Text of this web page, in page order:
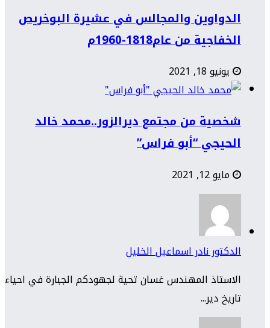
الدواوين والمجالس في عشيرة البوخريص
الخفاجية من عام1818-1960م
يونيو 18, 2021
شخصية من مجتمع ديرالزور..محمد خالد
الحيجي “أبو فراس”
مايو 12, 2021
الدكتور نادر اسماعيل الخليل
الاستاذ المهندس غسان تحية لجهودكم الجبارة في احياء
تاريخ دير...